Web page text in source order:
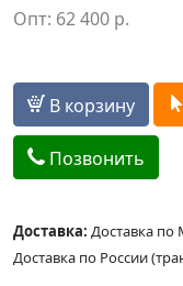
Опт: 62 400 р.
В корзину
Позвонить
Доставка: Доставка по
Доставка по России